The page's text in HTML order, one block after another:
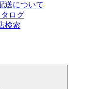
送について
ログ
検索